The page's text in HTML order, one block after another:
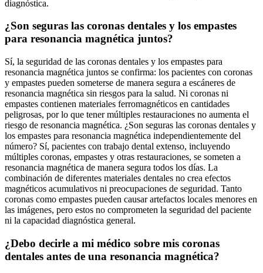
diagnóstica.
¿Son seguras las coronas dentales y los empastes
para resonancia magnética juntos?
Sí, la seguridad de las coronas dentales y los empastes para
resonancia magnética juntos se confirma: los pacientes con coronas
y empastes pueden someterse de manera segura a escáneres de
resonancia magnética sin riesgos para la salud. Ni coronas ni
empastes contienen materiales ferromagnéticos en cantidades
peligrosas, por lo que tener múltiples restauraciones no aumenta el
riesgo de resonancia magnética. ¿Son seguras las coronas dentales y
los empastes para resonancia magnética independientemente del
número? Sí, pacientes con trabajo dental extenso, incluyendo
múltiples coronas, empastes y otras restauraciones, se someten a
resonancia magnética de manera segura todos los días. La
combinación de diferentes materiales dentales no crea efectos
magnéticos acumulativos ni preocupaciones de seguridad. Tanto
coronas como empastes pueden causar artefactos locales menores en
las imágenes, pero estos no comprometen la seguridad del paciente
ni la capacidad diagnóstica general.
¿Debo decirle a mi médico sobre mis coronas
dentales antes de una resonancia magnética?